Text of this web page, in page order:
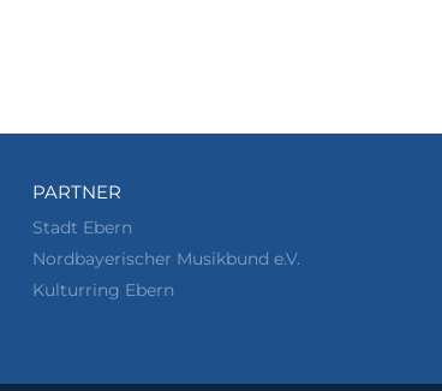
PARTNER
Stadt Ebern
Nordbayerischer Musikbund e.V.
Kulturring Ebern